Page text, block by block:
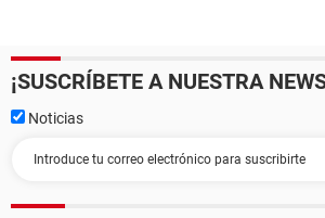
¡SUSCRÍBETE A NUESTRA
Noticias